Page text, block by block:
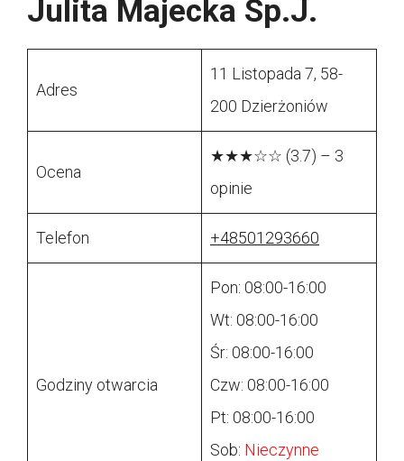
Julita Majecka Sp.J.
Adres
11 Listopada 7, 58-
200 Dzierżoniów
Ocena
★★★☆☆ (3.7) – 3
opinie
Telefon +48501293660
Godziny otwarcia
Pon: 08:00-16:00
Wt: 08:00-16:00
Śr: 08:00-16:00
Czw: 08:00-16:00
Pt: 08:00-16:00
Sob: Nieczynne